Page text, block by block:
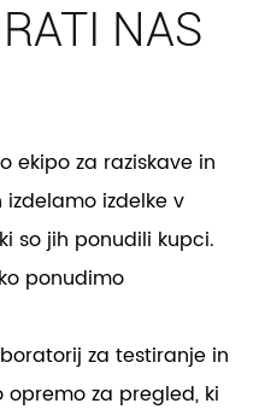
NAS
ekipo za raziskave in
izdelke v
so jih ponudili kupci.
ponudimo
za testiranje in
za pregled, ki